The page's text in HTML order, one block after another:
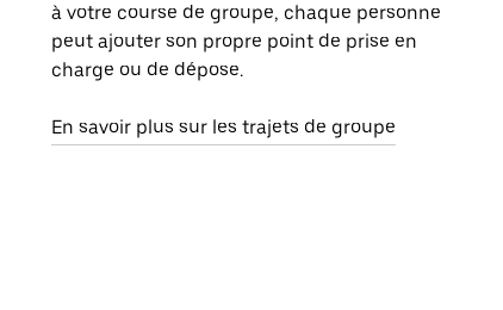
à votre course de groupe, chaque personne
peut ajouter son propre point de prise en
charge ou de dépose.
En savoir plus sur les trajets de groupe